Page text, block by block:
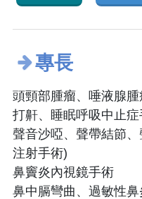
專長
頭頸部腫瘤、唾液腺
打鼾、睡眠呼吸中止症
聲音沙啞、聲帶結節
注射手術)
鼻竇炎內視鏡手術
鼻中膈彎曲、過敏性